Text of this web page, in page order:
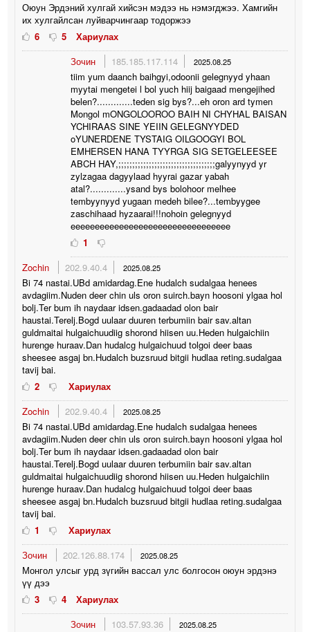
Оюун Эрдэний хулгай хийсэн мэдээ нь нэмэгджээ. Хамгийн
их хулгайлсан луйварчингаар тодоржээ
6
5
Хариулах
Зочин
185.185.117.114 2025.08.25
tiim yum daanch baihgyi,odoonii gelegnyyd yhaan
myytai mengetei l bol yuch hiij baigaad mengejihed
belen?.............teden sig bys?...eh oron ard tymen
Mongol mONGOLOOROO BAIH NI CHYHAL BAISAN
YCHIRAAS SINE YEIIN GELEGNYYDED
oYUNERDENE TYSTAIG OILGOOGYI BOL
EMHERSEN HANA TYYRGA SIG SETGELEESEE
ABCH HAY,;;;;;;;;;;;;;;;;;;;;;;;;;;;;;;;;;;;galyynyyd yr
zylzagaa dagyylaad hyyrai gazar yabah
atal?.............ysand bys bolohoor melhee
tembyynyyd yugaan medeh bilee?...tembyygee
zaschihaad hyzaarai!!!nohoin gelegnyyd
eeeeeeeeeeeeeeeeeeeeeeeeeeeeeeeee
1
Zochin
202.9.40.4 2025.08.25
Bi 74 nastai.UBd amidardag.Ene hudalch sudalgaa henees
avdagiim.Nuden deer chin uls oron suirch.bayn hoosoni ylgaa hol
bolj.Ter bum ih naydaar idsen.gadaadad olon bair
haustai.Terelj.Bogd uulaar duuren terbumiin bair sav.altan
guldmaitai hulgaichuudiig shorond hiisen uu.Heden hulgaichiin
hurenge huraav.Dan hudalcg hulgaichuud tolgoi deer baas
sheesee asgaj bn.Hudalch buzsruud bitgii hudlaa reting.sudalgaa
tavij bai.
2
Хариулах
Zochin
202.9.40.4 2025.08.25
Bi 74 nastai.UBd amidardag.Ene hudalch sudalgaa henees
avdagiim.Nuden deer chin uls oron suirch.bayn hoosoni ylgaa hol
bolj.Ter bum ih naydaar idsen.gadaadad olon bair
haustai.Terelj.Bogd uulaar duuren terbumiin bair sav.altan
guldmaitai hulgaichuudiig shorond hiisen uu.Heden hulgaichiin
hurenge huraav.Dan hudalcg hulgaichuud tolgoi deer baas
sheesee asgaj bn.Hudalch buzsruud bitgii hudlaa reting.sudalgaa
tavij bai.
1
Хариулах
Зочин
202.126.88.174 2025.08.25
Монгол улсыг урд зүгийн вассал улс болгосон оюун эрдэнэ
үү дээ
3
4
Хариулах
Зочин
103.57.93.36 2025.08.25